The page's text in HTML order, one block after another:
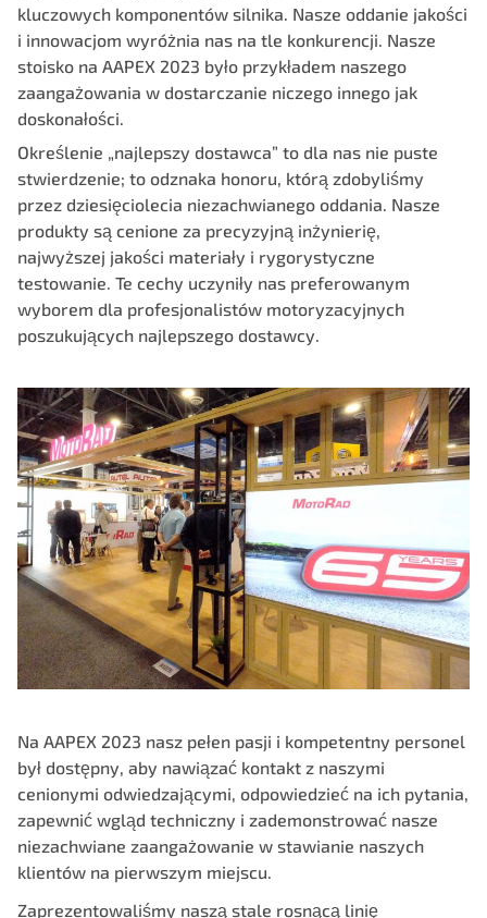
kluczowych komponentów silnika. Nasze oddanie jakości
i innowacjom wyróżnia nas na tle konkurencji. Nasze
stoisko na AAPEX 2023 było przykładem naszego
zaangażowania w dostarczanie niczego innego jak
doskonałości.
Określenie „najlepszy dostawca” to dla nas nie puste
stwierdzenie; to odznaka honoru, którą zdobyliśmy
przez dziesięciolecia niezachwianego oddania. Nasze
produkty są cenione za precyzyjną inżynierię,
najwyższej jakości materiały i rygorystyczne
testowanie. Te cechy uczyniły nas preferowanym
wyborem dla profesjonalistów motoryzacyjnych
poszukujących najlepszego dostawcy.
Na AAPEX 2023 nasz pełen pasji i kompetentny personel
był dostępny, aby nawiązać kontakt z naszymi
cenionymi odwiedzającymi, odpowiedzieć na ich pytania,
zapewnić wgląd techniczny i zademonstrować nasze
niezachwiane zaangażowanie w stawianie naszych
klientów na pierwszym miejscu.
Zaprezentowaliśmy naszą stale rosnącą linię